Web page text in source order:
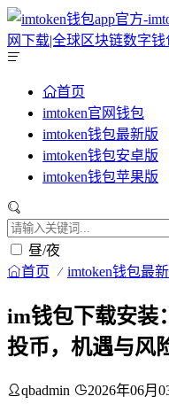
首页
imtoken官网钱包
imtoken钱包最新版
imtoken钱包安卓版
imtoken钱包苹果版
昼/夜
首页 imtoken钱包最
im钱包下载安装
投币，机遇与风
qbadmin 2026年06月